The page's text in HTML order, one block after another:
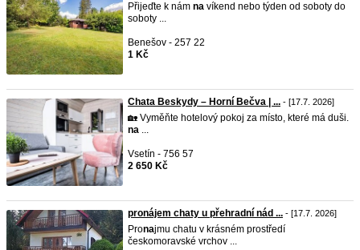
Přijeďte k nám na víkend nebo týden od soboty do
soboty ...
Benešov - 257 22
1 Kč
Chata Beskydy – Horní Bečva | ... - [17.7. 2026]
🏡 Vyměňte hotelový pokoj za místo, které má duši.
na ...
Vsetín - 756 57
2 650 Kč
pronájem chaty u přehradní nád ... - [17.7. 2026]
Pronajmu chatu v krásném prostředí
českomoravské vrchov ...